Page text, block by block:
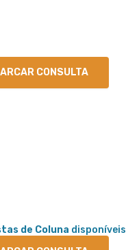
CONSULTA
de Coluna disponíveis